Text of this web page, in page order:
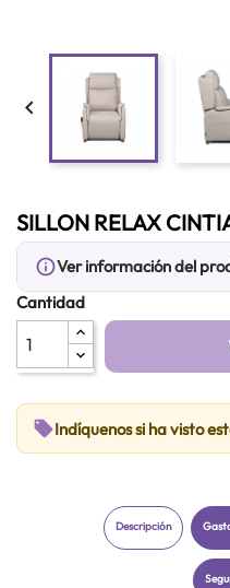

SILLON RELAX
info_outlineVer información del
Cantidad
local_offerIndíquenos si ha visto
Descripción